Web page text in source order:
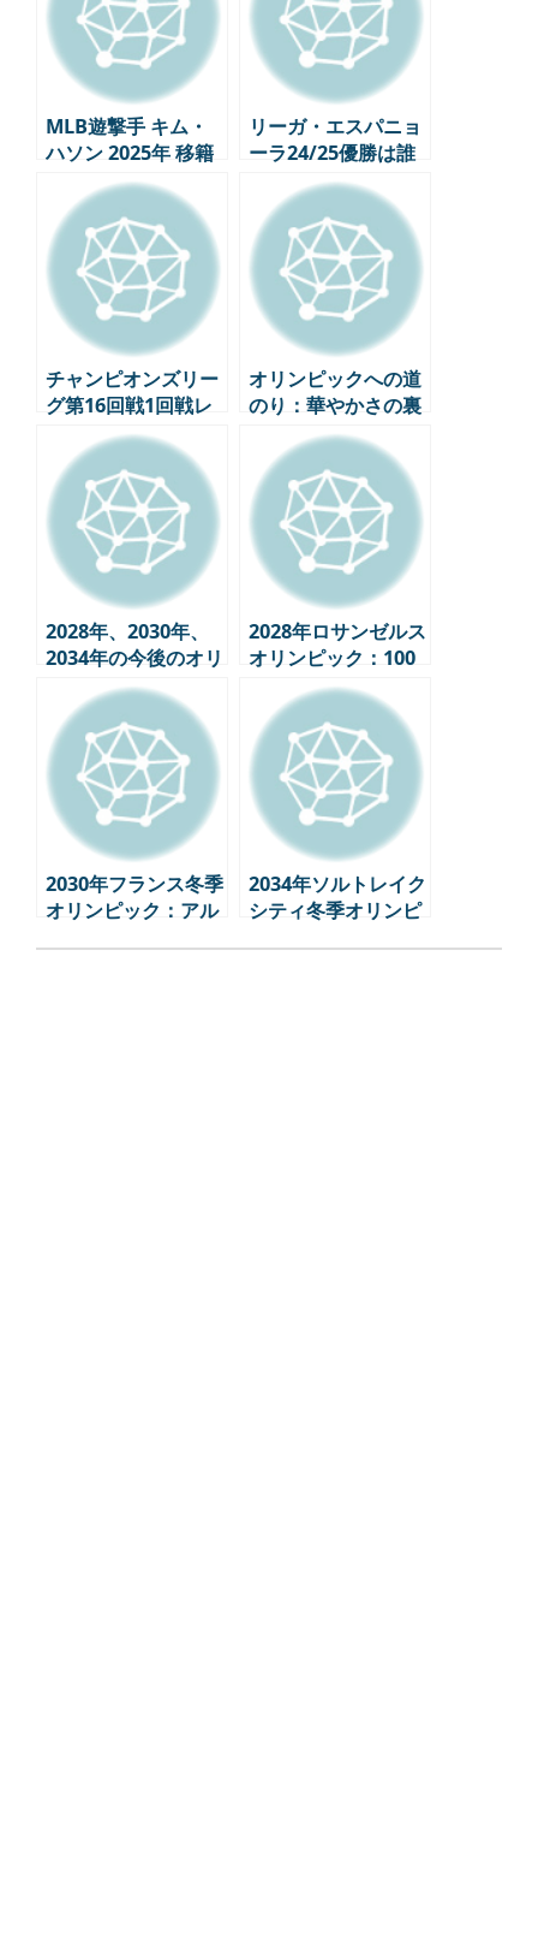
MLB遊撃手 キム・
ハソン 2025年 移籍
リーガ・エスパニョ
ーラ24/25優勝は誰
に？ FCバルセロナ
vs レアル・マドリー
ド
チャンピオンズリー
グ第16回戦1回戦レ
ビュー – EPL独走、
変数を残したビッグ
マッチ
オリンピックへの道
のり：華やかさの裏
側に隠されたストー
リー
2028年、2030年、
2034年の今後のオリ
ンピックスケジュー
2028年ロサンゼルス
オリンピック：100
年の歴史、未来に向
けた挑戦
2030年フランス冬季
オリンピック：アル
2034年ソルトレイク
シティ冬季オリンピ